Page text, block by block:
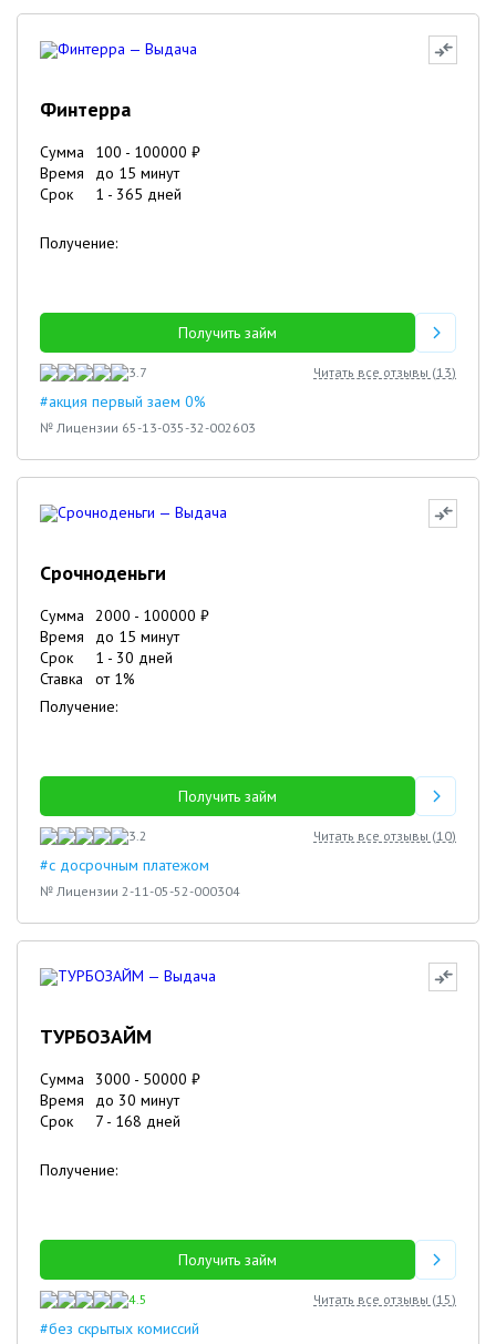
Финтерра
Сумма 100 - 100000 ₽
Время
до 15 минут
Срок
1 - 365 дней
Получение:
Получить займ
3.7 Читать все отзывы (13)
#акция первый заем 0%
№ Лицензии 65-13-035-32-002603
Срочноденьги
Сумма 2000 - 100000 ₽
Время
до 15 минут
Срок
1 - 30 дней
Ставка
от 1%
Получение:
Получить займ
3.2 Читать все отзывы (10)
#с досрочным платежом
№ Лицензии 2-11-05-52-000304
ТУРБОЗАЙМ
Сумма 3000 - 50000 ₽
Время
до 30 минут
Срок
7 - 168 дней
Получение:
Получить займ
4.5 Читать все отзывы (15)
#без скрытых комиссий